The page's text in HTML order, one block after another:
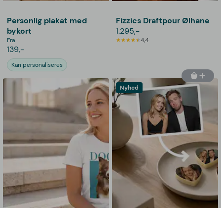
Personlig plakat med
bykort
Fra
139,-
Kan personaliseres
Fizzics Draftpour Ølhane
1.295,-
4,4
Nyhed